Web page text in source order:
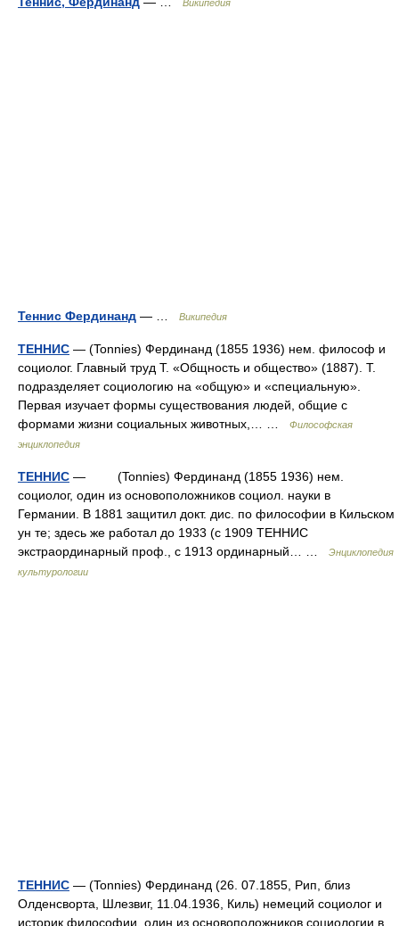
Википедия
Теннис Фердинанд — … Википедия
ТЕННИС — (Tonnies) Фердинанд (1855 1936) нем. философ и
социолог. Главный труд Т. «Общность и общество» (1887). Т.
подразделяет социологию на «общую» и «специальную».
Первая изучает формы существования людей, общие с
формами жизни социальных животных,… …
Философская
энциклопедия
ТЕННИС — (Tonnies) Фердинанд (1855 1936) нем.
социолог, один из основоположников социол. науки в
Германии. В 1881 защитил докт. дис. по философии в Кильском
ун те; здесь же работал до 1933 (с 1909 ТЕННИС
экстраординарный проф., с 1913 ординарный… …
Энциклопедия
культурологии
ТЕННИС — (Tonnies) Фердинанд (26. 07.1855, Рип, близ
Олденсворта, Шлезвиг, 11.04.1936, Киль) немеций социолог и
историк философии, один из основоположников социологии в